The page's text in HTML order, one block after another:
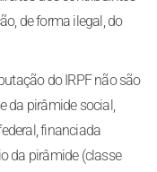
de forma ilegal, do
do IRPF não são
da pirâmide social,
financiada
da pirâmide (classe